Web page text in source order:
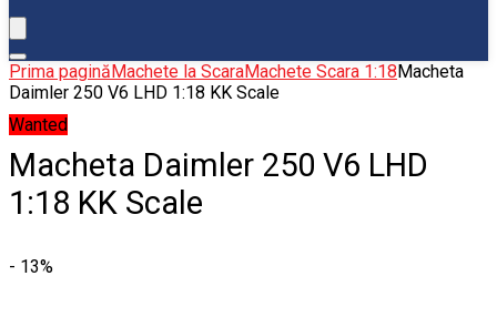
Prima paginăMachete la ScaraMachete Scara 1:18Macheta
Daimler 250 V6 LHD 1:18 KK Scale
Wanted
Macheta Daimler 250 V6 LHD
1:18 KK Scale
- 13%